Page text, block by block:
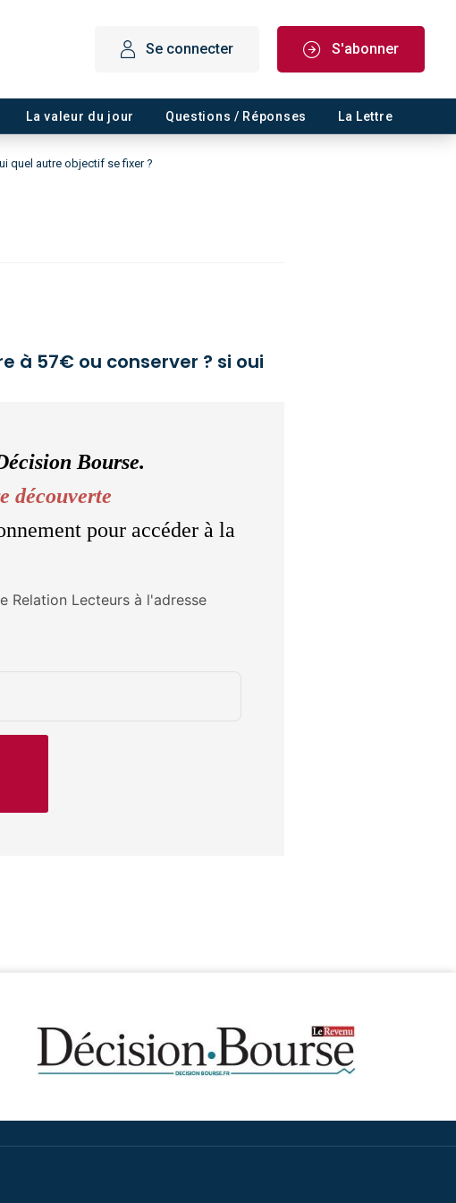
Se connecter S'abonner
La valeur du jour Questions / Réponses La Lettre
quel autre objectif se fixer ?
à 57€ ou conserver ? si oui
Bourse.
découverte
pour accéder à la
Lecteurs à l'adresse